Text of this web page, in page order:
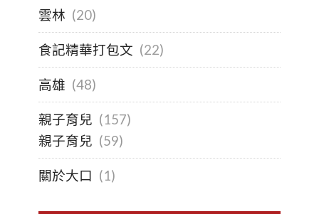
雲林 (20)
食記精華打包文 (22)
高雄 (48)
親子育兒 (157)
親子育兒 (59)
關於大口 (1)